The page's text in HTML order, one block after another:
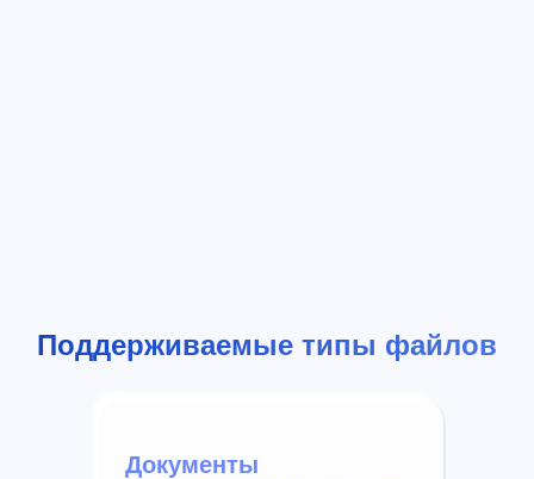
Поддерживаемые типы файлов
Документы